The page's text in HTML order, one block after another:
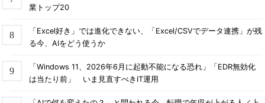
業トップ20
「Excel好き」では進化できない、「Excel/CSVでデータ連携」が残
る今、AIをどう使うか
「Windows 11、2026年6月に起動不能になる恐れ」「EDR無効化
は当たり前」 いま見直すべきIT運用